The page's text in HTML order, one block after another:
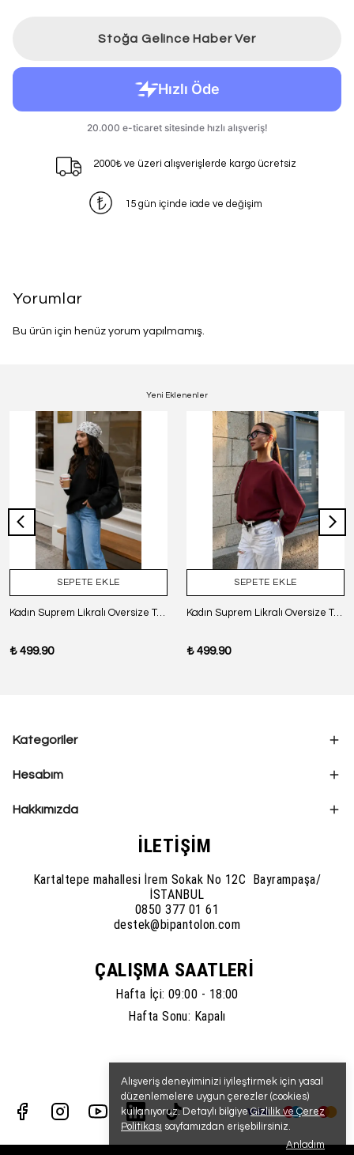
Alışveriş deneyiminizi iyileştirmek için yasal
düzenlemelere uygun çerezler (cookies)
kullanıyoruz. Detaylı bilgiyeGizlilik ve Çerez
Politikası sayfamızdan erişebilirsiniz.
Anladım
Stoğa Gelince Haber Ver
2000₺ ve üzeri alışverişlerde kargo ücretsiz
15 gün içinde iade ve değişim
Yorumlar
Bu ürün için henüz yorum yapılmamış.
Yeni Eklenenler
SEPETE EKLE
Kadın Suprem Likralı Oversize T-Shirt - SİYAH
₺ 499.90
SEPETE EKLE
Kadın Suprem Likralı Oversize T-Shirt - BORDO
₺ 499.90
Kategoriler
Hesabım
Hakkımızda
İLETİŞİM
Kartaltepe mahallesi İrem Sokak No 12C Bayrampaşa/
İSTANBUL
0850 377 01 61
destek@bipantolon.com
ÇALIŞMA SAATLERİ
Hafta İçi: 09:00 - 18:00
Hafta Sonu: Kapalı